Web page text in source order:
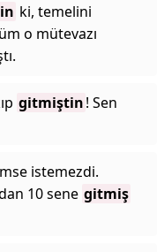
ki, temelini
o mütevazı
gitmiştin! Sen
istemezdi.
10 sene gitmiş